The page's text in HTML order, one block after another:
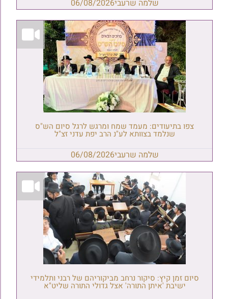
שלמה שרעבי06/08/2026
צפו בתיעודים: מעמד שמח ומרגש לרגל סיום הש"ס
שנלמד בצוותא לע"נ הרב יפת עדני זצ"ל
שלמה שרעבי06/08/2026
סיום זמן קיץ: סיקור נרחב מביקוריהם של רבני ותלמידי
ישיבת 'איתן התורה' אצל גדולי התורה שליט"א